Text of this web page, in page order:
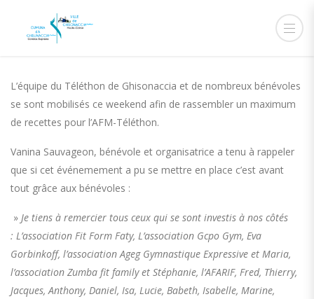
26 NOVEMBRE 2018
L’équipe du Téléthon de Ghisonaccia et de nombreux bénévoles
se sont mobilisés ce weekend afin de rassembler un maximum
de recettes pour l’AFM-Téléthon.
Vanina Sauvageon, bénévole et organisatrice a tenu à rappeler
que si cet événemement a pu se mettre en place c’est avant
tout grâce aux bénévoles :
» Je tiens à remercier tous ceux qui se sont investis à nos côtés
: L’association Fit Form Faty, L’association Gcpo Gym, Eva
Gorbinkoff, l’associationAgeg Gymnastique Expressive et Maria,
l’association Zumba fit familyet Stéphanie, l’AFARIF, Fred, Thierry,
Jacques, Anthony, Daniel, Isa, Lucie, Babeth, Isabelle, Marine,